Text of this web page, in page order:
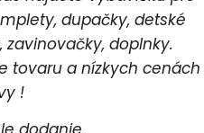
dupačky, detské
zavinovačky, doplnky.
a nízkych cenách
!